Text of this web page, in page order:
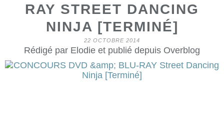
RAY STREET DANCING
NINJA [TERMINÉ]
22 OCTOBRE 2014
Rédigé par Elodie et publié depuis Overblog